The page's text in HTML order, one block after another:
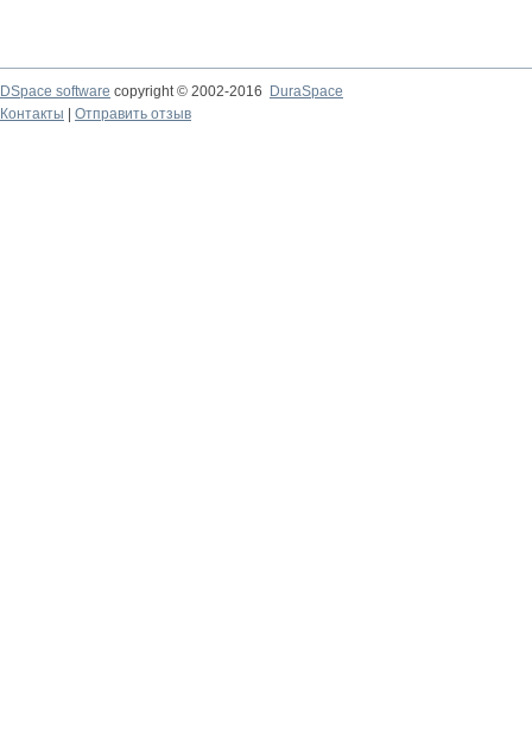
DSpace software copyright © 2002-2016
DuraSpace
Контакты
Отправить отзыв